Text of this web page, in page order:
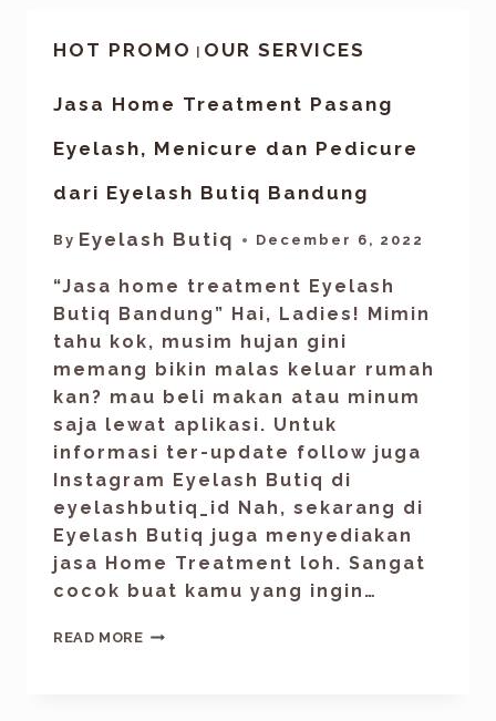
HOT PROMO OUR SERVICES
Jasa Home Treatment Pasang
Eyelash, Menicure dan Pedicure
dari Eyelash Butiq Bandung
By Eyelash Butiq December 6, 2022
“Jasa home treatment Eyelash
Butiq Bandung” Hai, Ladies! Mimin
tahu kok, musim hujan gini
memang bikin malas keluar rumah
kan? mau beli makan atau minum
saja lewat aplikasi. Untuk
informasi ter-update follow juga
Instagram Eyelash Butiq di
eyelashbutiq_id Nah, sekarang di
Eyelash Butiq juga menyediakan
jasa Home Treatment loh. Sangat
cocok buat kamu yang ingin…
READ MORE